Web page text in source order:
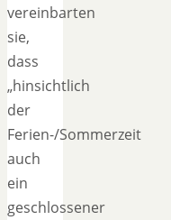
vereinbarten
sie,
dass
„hinsichtlich
der
Ferien-/Sommerzeit
auch
ein
geschlossener